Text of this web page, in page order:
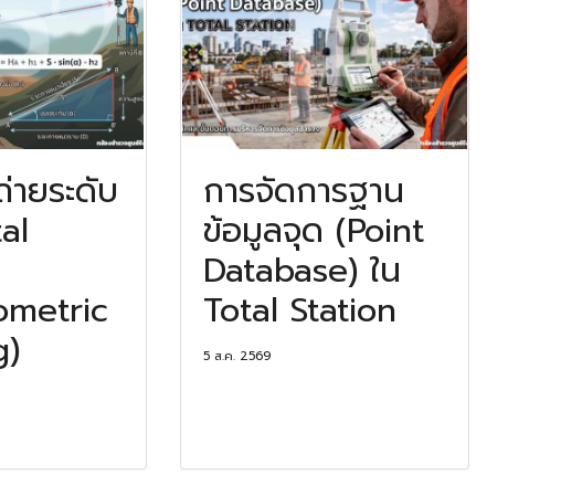
ยระดับ การจัดการฐาน
ข้อมูลจุด (Point
Database) ใน
Total Station
5 ส.ค. 2569